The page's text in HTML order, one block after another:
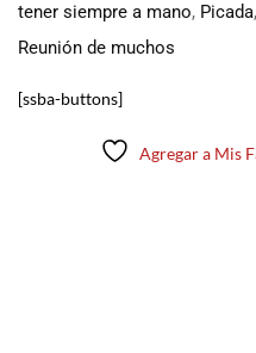
tener siempre a mano, Picada,
Reunión de muchos
[ssba-buttons]
Agregar a Mis